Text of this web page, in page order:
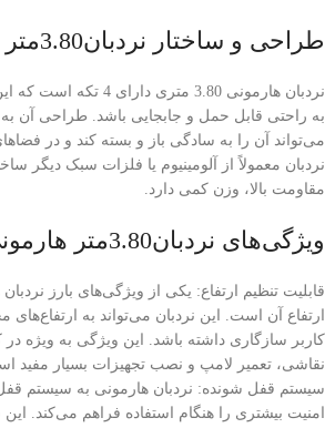
طراحی و ساختار نردبان3.80متر هارمونی (4تکه)
نردبان هارمونی 3.80 متری
به راحتی قابل حمل و جابجایی باشد. طراحی آن
می‌تواند آن را به سادگی باز و بسته کند و در
نردبان معمولاً از آلومینیوم یا فلزات سبک دیگر
مقاومت بالا، وزن کمی دارد.
ویژگی‌های نردبان3.80متر هارمونی (4تکه)
قابلیت تنظیم ارتفاع: یکی از ویژگی‌های بارز
ارتفاع آن است. این نردبان می‌تواند به ارتفاع‌های
کاربر سازگاری داشته باشد. این ویژگی به ویژه در
نقاشی، تعمیر لامپ و نصب تجهیزات بسیار مفید
سیستم قفل شونده: نردبان هارمونی به سیستم
امنیت بیشتری را هنگام استفاده فراهم می‌کند.